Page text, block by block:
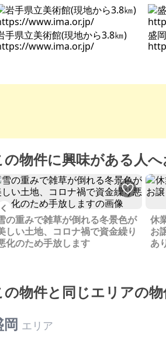
手県立美術館(現地から3.8㎞)
www.ima.or.jp/
盛
の物件に興味がある人
Previous
の重みで雑草が倒れる冬景色が
しい土地、コロナ禍で資金繰り
化のため手放します
休
お
あ
の物件と同じエリアの
岡 エリア